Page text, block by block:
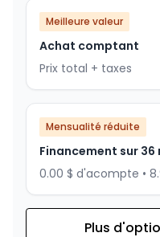
Meilleure valeur
Achat comptant
Prix total + taxes
Mensualité réduite
Financement sur 36
0.00 $ d'acompte •
Financement sur 24
Plus